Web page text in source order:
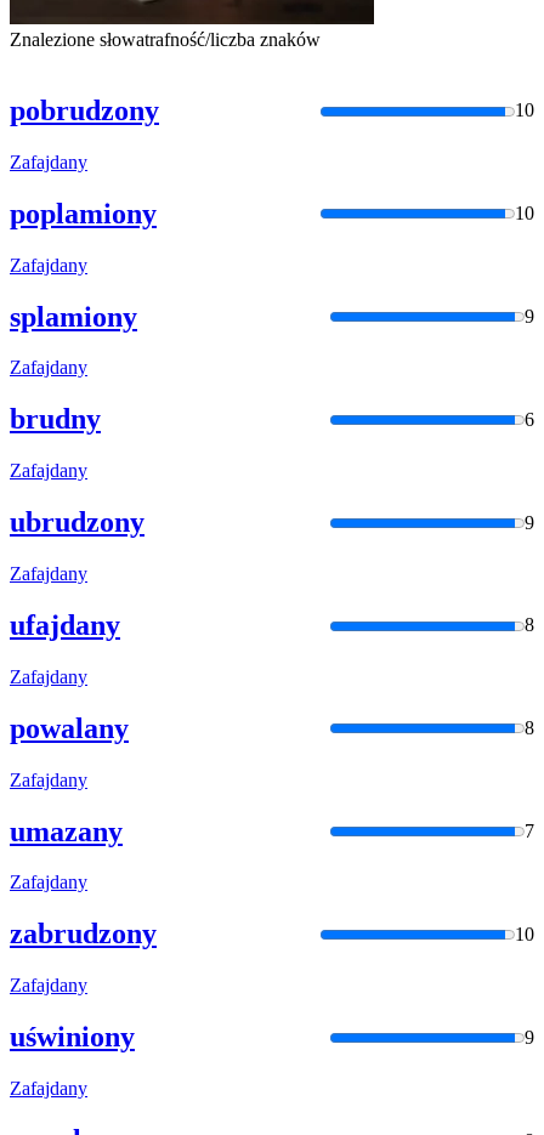
Znalezione słowatrafność/liczba znaków
pobrudzony 10
Zafajdany
poplamiony 10
Zafajdany
splamiony 9
Zafajdany
brudny 6
Zafajdany
ubrudzony 9
Zafajdany
ufajdany 8
Zafajdany
powalany 8
Zafajdany
umazany 7
Zafajdany
zabrudzony 10
Zafajdany
uświniony 9
Zafajdany